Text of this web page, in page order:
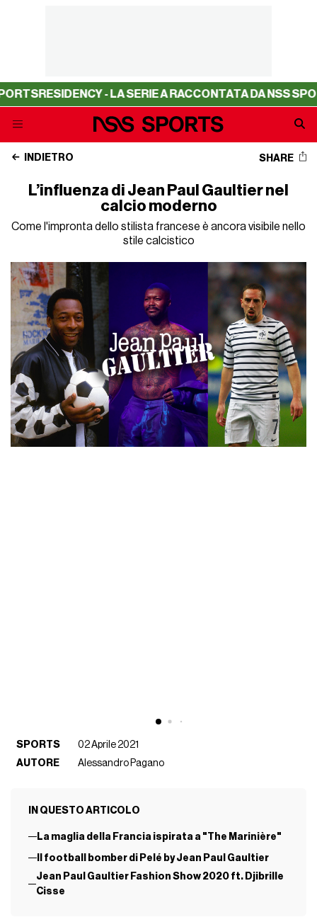
- LA SERIE A RACCONTATA DA NSS SPORTS
INDIETRO SHARE
L’influenza di Jean Paul Gaultier nel
calcio moderno
Come l'impronta dello stilista francese è ancora visibile nello
stile calcistico
SPORTS
02 Aprile 2021
AUTORE
Alessandro Pagano
IN QUESTO ARTICOLO
La maglia della Francia ispirata a "The Marinière"
Il football bomber di Pelé by Jean Paul Gaultier
Jean Paul Gaultier Fashion Show 2020 ft. Djibrille
Cisse